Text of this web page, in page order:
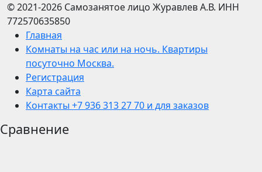
© 2021-2026 Самозанятое лицо Журавлев А.В. ИНН
772570635850
Главная
Комнаты на час или на ночь. Квартиры
посуточно Москва.
Регистрация
Карта сайта
Контакты +7 936 313 27 70 и для заказов
Сравнение